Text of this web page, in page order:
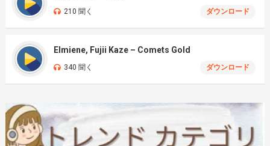
210 聞く ダウンロード
Elmiene, Fujii Kaze – Comets Gold
340 聞く ダウンロード